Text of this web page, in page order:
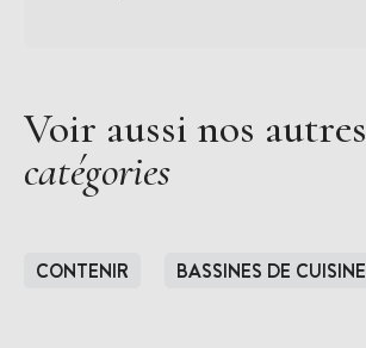
Voir aussi nos autres
catégories
CONTENIR BASSINES DE CUISINE